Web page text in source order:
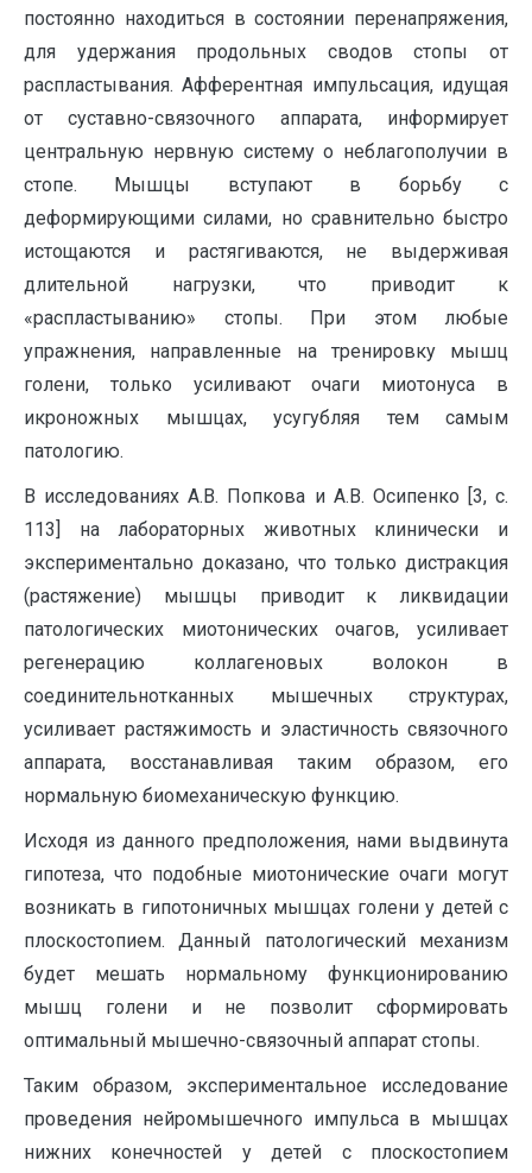
постоянно находиться в состоянии перенапряжения,
для удержания продольных сводов стопы от
распластывания. Афферентная импульсация, идущая
от суставно-связочного аппарата, информирует
центральную нервную систему о неблагополучии в
стопе. Мышцы вступают в борьбу с
деформирующими силами, но сравнительно быстро
истощаются и растягиваются, не выдерживая
длительной нагрузки, что приводит к
«распластыванию» стопы. При этом любые
упражнения, направленные на тренировку мышц
голени, только усиливают очаги миотонуса в
икроножных мышцах, усугубляя тем самым
патологию.
В исследованиях А.В. Попкова и А.В. Осипенко [3, с.
113] на лабораторных животных клинически и
экспериментально доказано, что только дистракция
(растяжение) мышцы приводит к ликвидации
патологических миотонических очагов, усиливает
регенерацию коллагеновых волокон в
соединительнотканных мышечных структурах,
усиливает растяжимость и эластичность связочного
аппарата, восстанавливая таким образом, его
нормальную биомеханическую функцию.
Исходя из данного предположения, нами выдвинута
гипотеза, что подобные миотонические очаги могут
возникать в гипотоничных мышцах голени у детей с
плоскостопием. Данный патологический механизм
будет мешать нормальному функционированию
мышц голени и не позволит сформировать
оптимальный мышечно-связочный аппарат стопы.
Таким образом, экспериментальное исследование
проведения нейромышечного импульса в мышцах
нижних конечностей у детей с плоскостопием